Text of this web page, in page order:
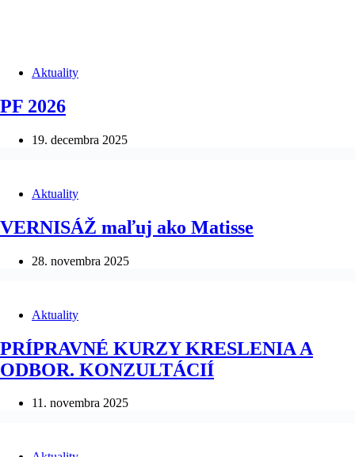
Aktuality
PF 2026
19. decembra 2025
Aktuality
VERNISÁŽ maľuj ako Matisse
28. novembra 2025
Aktuality
PRÍPRAVNÉ KURZY KRESLENIA A
ODBOR. KONZULTÁCIÍ
11. novembra 2025